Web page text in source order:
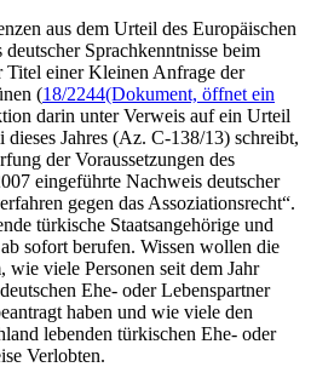
aus dem Urteil des Europäischen
Sprachkenntnisse beim
Titel einer Kleinen Anfrage der
(18/2244(Dokument, öffnet ein
darin unter Verweis auf ein Urteil
Jahres (Az. C-138/13) schreibt,
der Voraussetzungen des
eingeführte Nachweis deutscher
gegen das Assoziationsrecht“.
türkische Staatsangehörige und
sofort berufen. Wissen wollen die
wie viele Personen seit dem Jahr
Ehe- oder Lebenspartner
haben und wie viele den
lebenden türkischen Ehe- oder
Verlobten.